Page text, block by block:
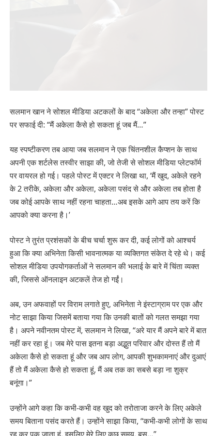
सलमान खान ने सोशल मीडिया अटकलों के बाद “अकेला और तन्हा” पोस्ट
पर सफाई दी: “मैं अकेला कैसे हो सकता हूं जब मैं…”
यह स्पष्टीकरण तब आया जब सलमान ने एक चिंतनशील कैप्शन के साथ
अपनी एक शर्टलेस तस्वीर साझा की, जो तेजी से सोशल मीडिया प्लेटफॉर्म
पर वायरल हो गई। पहले पोस्ट में एक्टर ने लिखा था, ‘मैं खुद, अकेले रहने
के 2 तरीके, अकेला और अकेला, अकेला पसंद से और अकेला तब होता है
जब कोई आपके साथ नहीं रहना चाहता…अब इसके आगे आप तय करें कि
आपको क्या करना है।’
पोस्ट ने तुरंत प्रशंसकों के बीच चर्चा शुरू कर दी, कई लोगों को आश्चर्य
हुआ कि क्या अभिनेता किसी भावनात्मक या व्यक्तिगत संकेत दे रहे थे। कई
सोशल मीडिया उपयोगकर्ताओं ने सलमान की भलाई के बारे में चिंता व्यक्त
की, जिससे ऑनलाइन अटकलें तेज हो गईं।
अब, उन अफवाहों पर विराम लगाते हुए, अभिनेता ने इंस्टाग्राम पर एक और
नोट साझा किया जिसमें बताया गया कि उनकी बातों को गलत समझा गया
है। अपने नवीनतम पोस्ट में, सलमान ने लिखा, “अरे यार मैं अपने बारे में बात
नहीं कर रहा हूं। जब मेरे पास इतना बड़ा अद्भुत परिवार और दोस्त हैं तो मैं
अकेला कैसे हो सकता हूं और जब आप लोग, आपकी शुभकामनाएं और दुआएं
हैं तो मैं अकेला कैसे हो सकता हूं, मैं अब तक का सबसे बड़ा ना शुक्र
बनूंगा।”
उन्होंने आगे कहा कि कभी-कभी वह खुद को तरोताजा करने के लिए अकेले
समय बिताना पसंद करते हैं। उन्होंने साझा किया, “कभी-कभी लोगों के साथ